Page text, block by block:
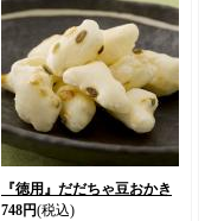
『徳用』だだちゃ豆おかき
748円(税込)